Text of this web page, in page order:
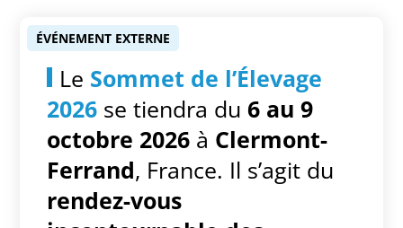
Le Sommet de l’Élevage
2026 se tiendra du6 au 9
octobre 2026 à Clermont-
Ferrand, France. Il s’agit du
rendez-vous
ÉVÉNEMENT EXTERNE